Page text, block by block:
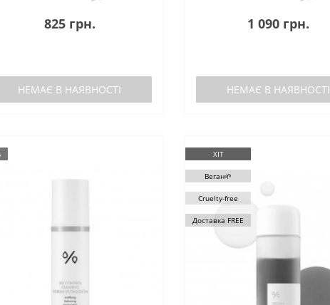
мадекасосидом
825 грн.
НЕМАЄ В НАЯВНОСТІ
пептидами та матча
1 090 грн.
НЕМАЄ В НАЯВНОСТІ
ХІТ
Веган🌱
Cruelty-free
Доставка FREE